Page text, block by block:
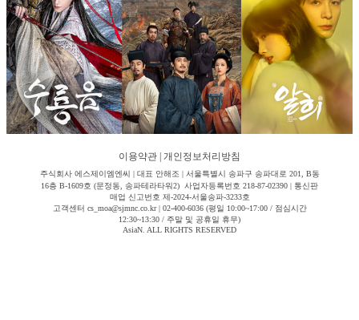
이용약관 개인정보처리방침
주식회사 에스제이엠엔씨 | 대표 안해조 | 서울특별시 송파구 송파대로 201, B동
16층 B-1609호 (문정동, 송파테라타워2) 사업자등록번호 218-87-02390 | 통신판
매업 신고번호 제-2024-서울송파-3233호
고객센터 cs_moa@sjmnc.co.kr | 02-400-6036 (평일 10:00~17:00 / 점심시간
12:30~13:30 / 주말 및 공휴일 휴무)
AsiaN. ALL RIGHTS RESERVED